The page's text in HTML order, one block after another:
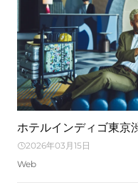
ホテルインディゴ東京
2026年03月15日
Web